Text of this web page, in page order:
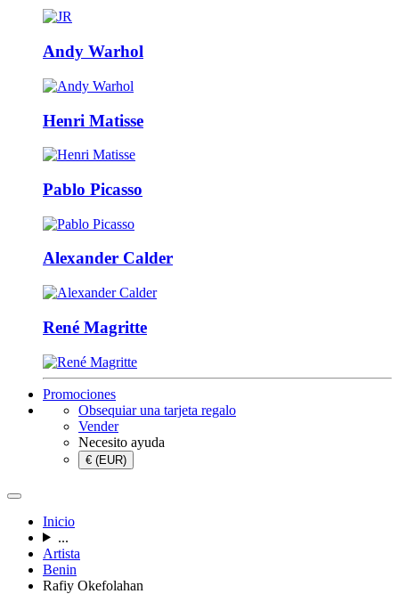
Andy Warhol
Henri Matisse
Pablo Picasso
Alexander Calder
René Magritte
Promociones
Obsequiar una tarjeta regalo
Vender
Necesito ayuda
€ (EUR)
Inicio
...
Artista
Benin
Rafiy Okefolahan